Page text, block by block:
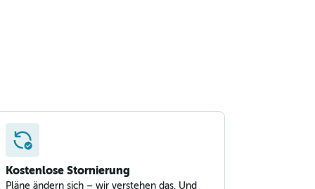
Kostenlose Stornierung
Pläne ändern sich – wir verstehen das. Und